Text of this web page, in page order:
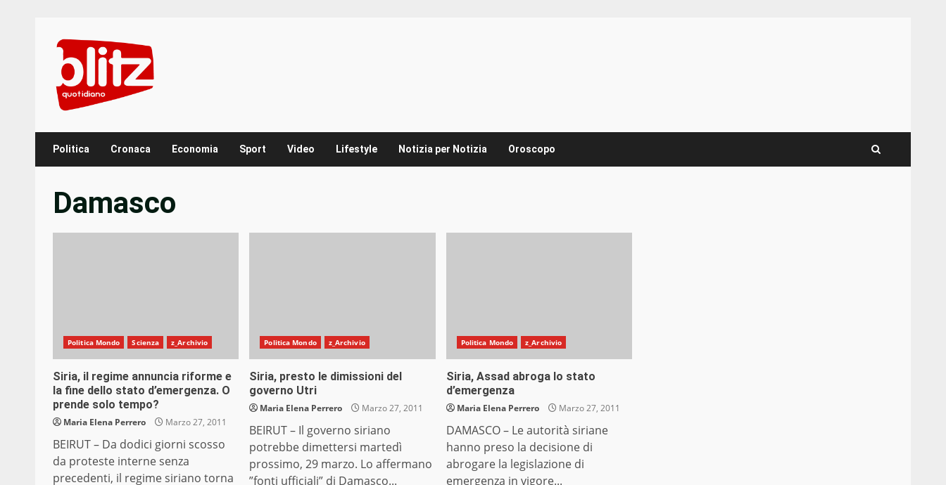
content
Politica Cronaca Economia Sport Video Lifestyle Notizia per Notizia Oroscopo
Damasco
Politica Mondo Scienza z_Archivio
Siria, il regime annuncia riforme e
la fine dello stato d’emergenza. O
prende solo tempo?
Maria Elena Perrero Marzo 27, 2011
BEIRUT – Da dodici giorni scosso
da proteste interne senza
precedenti, il regime siriano torna
Politica Mondo z_Archivio
Siria, presto le dimissioni del
governo Utri
Maria Elena Perrero Marzo 27, 2011
BEIRUT – Il governo siriano
potrebbe dimettersi martedì
prossimo, 29 marzo. Lo affermano
”fonti ufficiali” di Damasco...
Politica Mondo z_Archivio
Siria, Assad abroga lo stato
d’emergenza
Maria Elena Perrero Marzo 27, 2011
DAMASCO – Le autorità siriane
hanno preso la decisione di
abrogare la legislazione di
emergenza in vigore...